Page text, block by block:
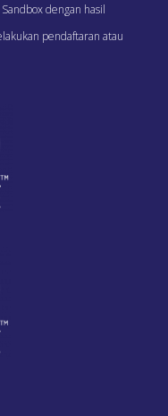
dengan hasil
pendaftaran atau